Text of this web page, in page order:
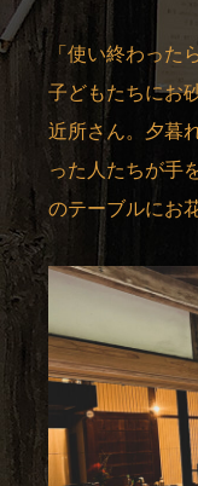
「使い終わっ
子どもたちにお
近所さん。夕暮
った人たちが手
のテーブルにお